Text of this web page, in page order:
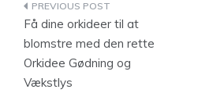
Indlægsnavigation
Få dine orkideer til at
blomstre med den rette
Orkidee Gødning og
Vækstlys